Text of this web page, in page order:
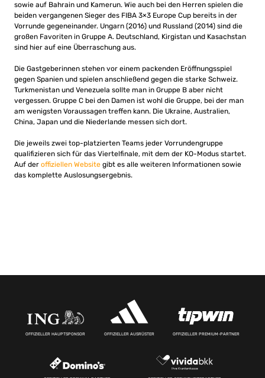
sowie auf Bahrain und Kamerun. Wie auch bei den Herren spielen die
beiden vergangenen Sieger des FIBA 3×3 Europe Cup bereits in der
Vorrunde gegeneinander. Ungarn (2016) und Russland (2014) sind die
großen Favoriten in Gruppe A. Deutschland, Kirgistan und Kasachstan
sind hier auf eine Überraschung aus.
Die Gastgeberinnen stehen vor einem packenden Eröffnungsspiel
gegen Spanien und spielen anschließend gegen die starke Schweiz.
Turkmenistan und Venezuela sollte man in Gruppe B aber nicht
vergessen. Gruppe C bei den Damen ist wohl die Gruppe, bei der man
am wenigsten Voraussagen treffen kann. Die Ukraine, Australien,
China, Japan und die Niederlande messen sich dort.
Die jeweils zwei top-platzierten Teams jeder Vorrundengruppe
qualifizieren sich für das Viertelfinale, mit dem der KO-Modus startet.
Auf der offiziellen Website gibt es alle weiteren Informationen sowie
das komplette Auslosungsergebnis.
OFFIZIELLER HAUPTSPONSOR OFFIZIELLER AUSRÜSTER OFFIZIELLER PREMIUM-PARTNER